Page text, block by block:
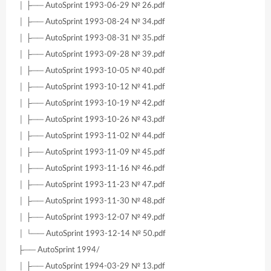
│ ├── AutoSprint 1993-06-29 № 26.pdf
│ ├── AutoSprint 1993-08-24 № 34.pdf
│ ├── AutoSprint 1993-08-31 № 35.pdf
│ ├── AutoSprint 1993-09-28 № 39.pdf
│ ├── AutoSprint 1993-10-05 № 40.pdf
│ ├── AutoSprint 1993-10-12 № 41.pdf
│ ├── AutoSprint 1993-10-19 № 42.pdf
│ ├── AutoSprint 1993-10-26 № 43.pdf
│ ├── AutoSprint 1993-11-02 № 44.pdf
│ ├── AutoSprint 1993-11-09 № 45.pdf
│ ├── AutoSprint 1993-11-16 № 46.pdf
│ ├── AutoSprint 1993-11-23 № 47.pdf
│ ├── AutoSprint 1993-11-30 № 48.pdf
│ ├── AutoSprint 1993-12-07 № 49.pdf
│ └── AutoSprint 1993-12-14 № 50.pdf
├── AutoSprint 1994/
│ ├── AutoSprint 1994-03-29 № 13.pdf